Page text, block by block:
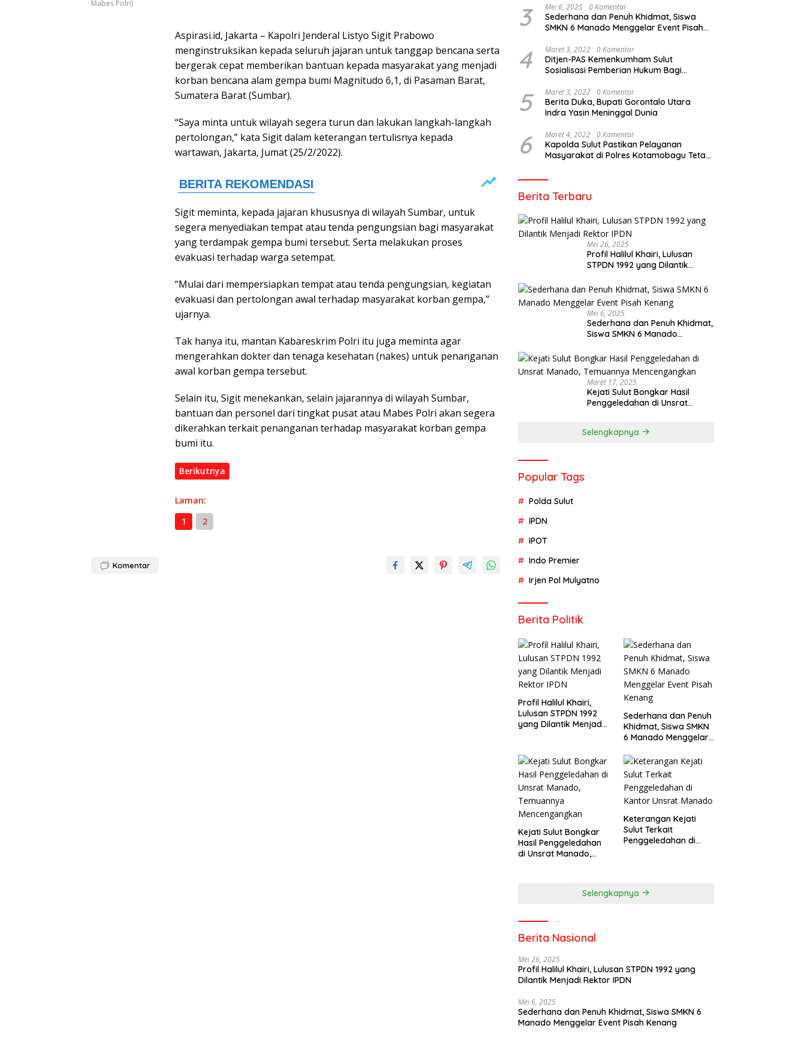
Mabes Polri)
Aspirasi.id, Jakarta – Kapolri Jenderal Listyo Sigit Prabowo
menginstruksikan kepada seluruh jajaran untuk tanggap bencana serta
bergerak cepat memberikan bantuan kepada masyarakat yang menjadi
korban bencana alam gempa bumi Magnitudo 6,1, di Pasaman Barat,
Sumatera Barat (Sumbar).
“Saya minta untuk wilayah segera turun dan lakukan langkah-langkah
pertolongan,” kata Sigit dalam keterangan tertulisnya kepada
wartawan, Jakarta, Jumat (25/2/2022).
Sigit meminta, kepada jajaran khususnya di wilayah Sumbar, untuk
segera menyediakan tempat atau tenda pengungsian bagi masyarakat
yang terdampak gempa bumi tersebut. Serta melakukan proses
evakuasi terhadap warga setempat.
“Mulai dari mempersiapkan tempat atau tenda pengungsian, kegiatan
evakuasi dan pertolongan awal terhadap masyarakat korban gempa,”
ujarnya.
Tak hanya itu, mantan Kabareskrim Polri itu juga meminta agar
mengerahkan dokter dan tenaga kesehatan (nakes) untuk penanganan
awal korban gempa tersebut.
Selain itu, Sigit menekankan, selain jajarannya di wilayah Sumbar,
bantuan dan personel dari tingkat pusat atau Mabes Polri akan segera
dikerahkan terkait penanganan terhadap masyarakat korban gempa
bumi itu.
Berikutnya
Laman:
1
2
Komentar
3 Mei 6, 2025 0 Komentar
Sederhana dan Penuh Khidmat, Siswa
SMKN 6 Manado Menggelar Event Pisah
4 Maret 3, 2022 0 Komentar
Ditjen-PAS Kemenkumham Sulut
Sosialisasi Pemberian Hukum Bagi
5 Maret 3, 2022 0 Komentar
Berita Duka, Bupati Gorontalo Utara
Indra Yasin Meninggal Dunia
6 Maret 4, 2022 0 Komentar
Kapolda Sulut Pastikan Pelayanan
Masyarakat di Polres Kotamobagu Tetap
Berita Terbaru
Mei 26, 2025
Profil Halilul Khairi, Lulusan
STPDN 1992 yang Dilantik
Mei 6, 2025
Sederhana dan Penuh Khidmat,
Siswa SMKN 6 Manado
Maret 17, 2025
Kejati Sulut Bongkar Hasil
Penggeledahan di Unsrat
Selengkapnya
Popular Tags
Polda Sulut
IPDN
IPOT
Indo Premier
Irjen Pol Mulyatno
Berita Politik
Profil Halilul Khairi,
Lulusan STPDN 1992
yang Dilantik Menjadi
Sederhana dan Penuh
Khidmat, Siswa SMKN
6 Manado Menggelar
Kejati Sulut Bongkar
Hasil Penggeledahan
di Unsrat Manado,
Keterangan Kejati
Sulut Terkait
Penggeledahan di
Selengkapnya
Berita Nasional
Mei 26, 2025
Profil Halilul Khairi, Lulusan STPDN 1992 yang
Dilantik Menjadi Rektor IPDN
Mei 6, 2025
Sederhana dan Penuh Khidmat, Siswa SMKN 6
Manado Menggelar Event Pisah Kenang